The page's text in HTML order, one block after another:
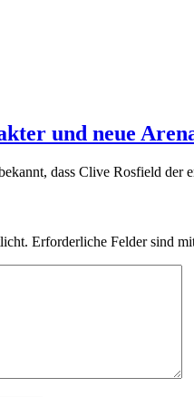
und neue
dass Clive Rosfield
Erforderliche Felder sind